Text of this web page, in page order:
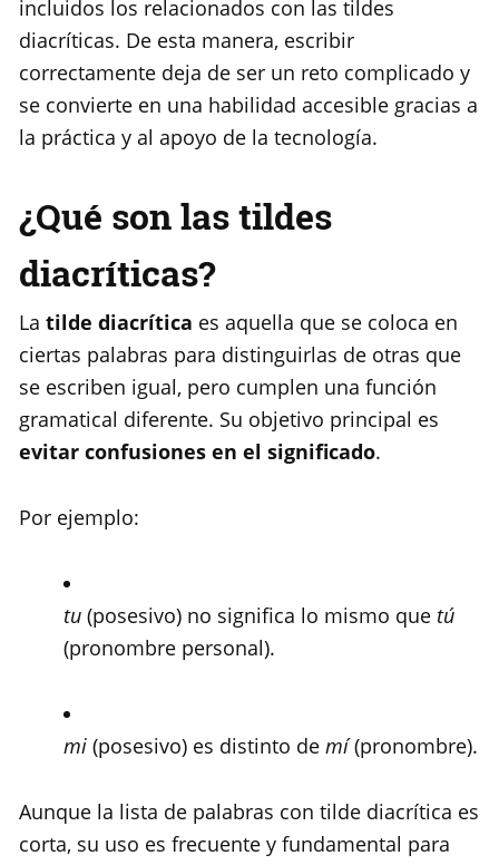
incluidos los relacionados con las tildes
diacríticas. De esta manera, escribir
correctamente deja de ser un reto complicado y
se convierte en una habilidad accesible gracias a
la práctica y al apoyo de la tecnología.
¿Qué son las tildes
diacríticas?
La tilde diacrítica es aquella que se coloca en
ciertas palabras para distinguirlas de otras que
se escriben igual, pero cumplen una función
gramatical diferente. Su objetivo principal es
evitar confusiones en el significado.
Por ejemplo:
tu (posesivo) no significa lo mismo que tú
(pronombre personal).
mi (posesivo) es distinto de mí(pronombre).
Aunque la lista de palabras con tilde diacrítica es
corta, su uso es frecuente y fundamental para